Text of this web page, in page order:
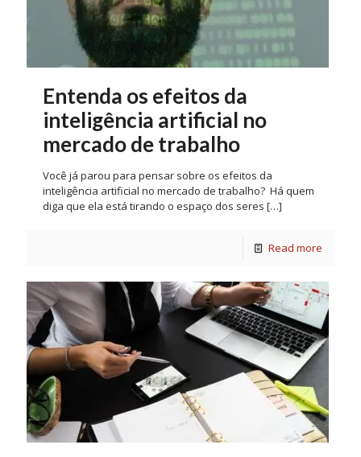
Entenda os efeitos da
inteligência artificial no
mercado de trabalho
Você já parou para pensar sobre os efeitos da
inteligência artificial no mercado de trabalho? Há quem
diga que ela está tirando o espaço dos seres […]
Read more